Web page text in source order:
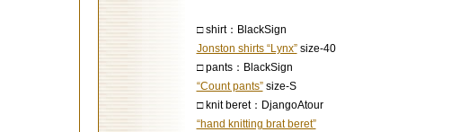
□ shirt：BlackSign
Jonston shirts “Lynx”size-40
□ pants：BlackSign
“Count pants”size-S
□ knit beret：DjangoAtour
“hand knitting brat beret”